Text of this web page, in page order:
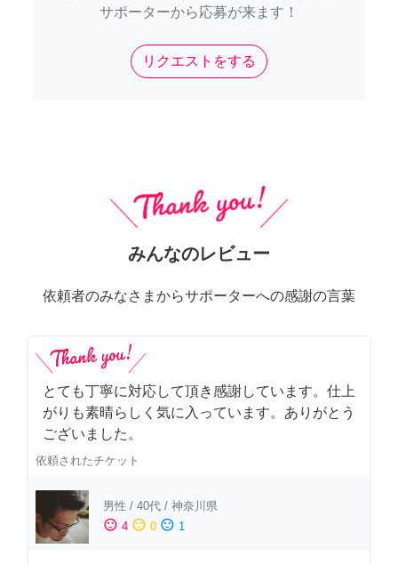
サポーターから応募が来ます！
リクエストをする
みんなのレビュー
依頼者のみなさまからサポーターへの感謝の言葉
とても丁寧に対応して頂き感謝しています。仕上
がりも素晴らしく気に入っています。ありがとう
ございました。
依頼されたチケット
男性 / 40代 / 神奈川県
sentiment_satisfied 4 sentiment_neutral 0 sentiment_dissatisfied 1